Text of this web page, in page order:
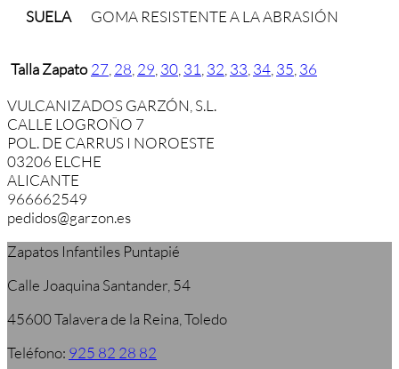
SUELA GOMA RESISTENTE A LA ABRASIÓN
Talla Zapato 27 28 29 30 31 32 33 34 35 36
VULCANIZADOS GARZÓN, S.L.
CALLE LOGROÑO 7
POL. DE CARRUS I NOROESTE
03206 ELCHE
ALICANTE
966662549
pedidos@garzon.es
Zapatos Infantiles Puntapié
Calle Joaquina Santander, 54
45600 Talavera de la Reina, Toledo
Teléfono: 925 82 28 82